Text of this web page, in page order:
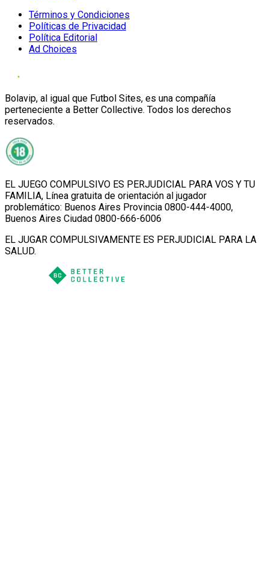
Términos y Condiciones
Políticas de Privacidad
Política Editorial
Ad Choices
Bolavip, al igual que Futbol Sites, es una compañía
perteneciente a Better Collective. Todos los derechos
reservados.
EL JUEGO COMPULSIVO ES PERJUDICIAL PARA VOS Y TU
FAMILIA, Línea gratuita de orientación al jugador
problemático: Buenos Aires Provincia 0800-444-4000,
Buenos Aires Ciudad 0800-666-6006
EL JUGAR COMPULSIVAMENTE ES PERJUDICIAL PARA LA
SALUD.